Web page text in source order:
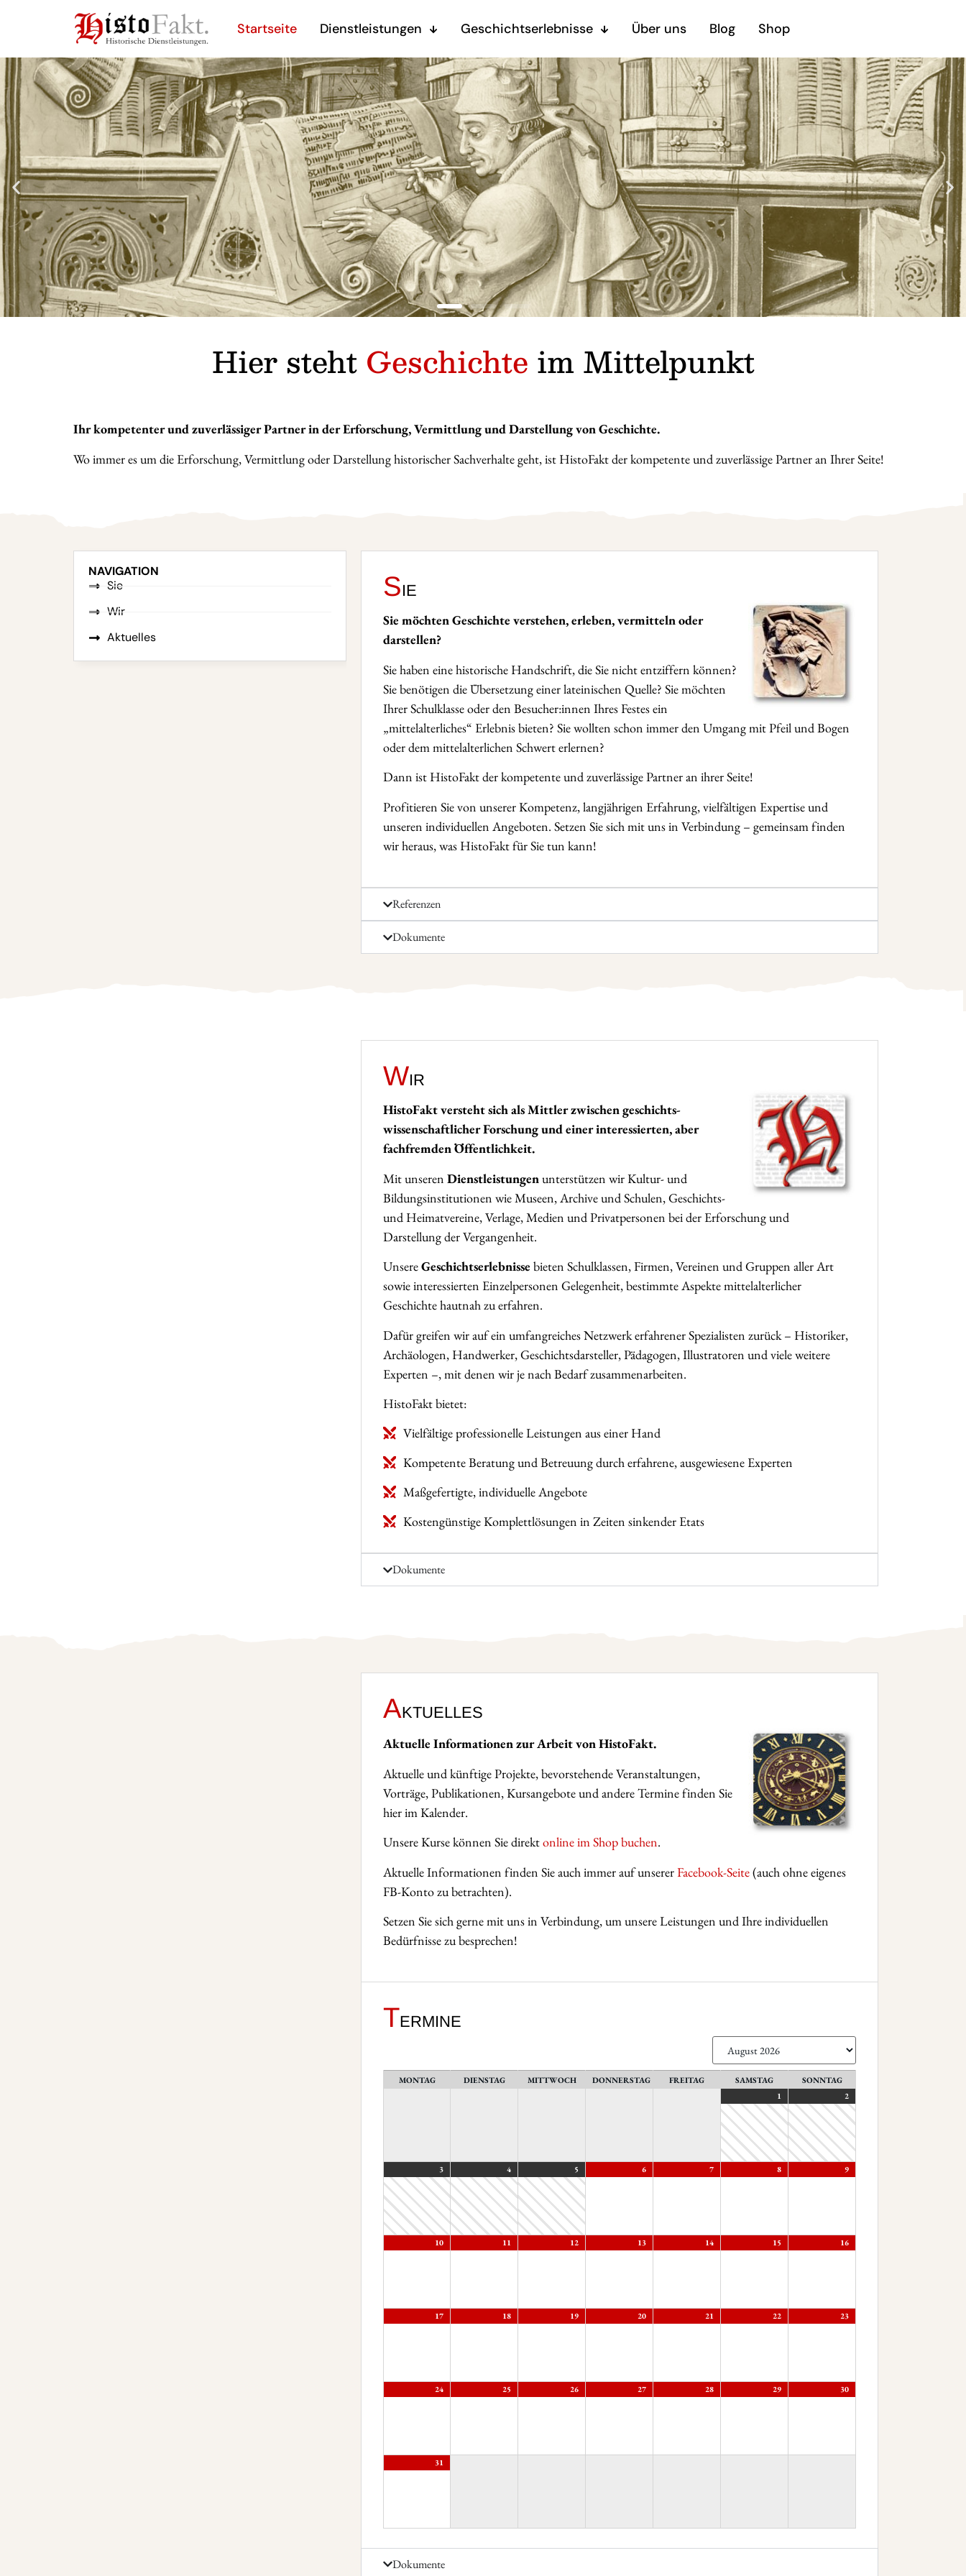
Startseite Dienstleistungen Geschichtserlebnisse Über uns Blog Shop
Hier steht Geschichte im Mittelpunkt
Ihr kompetenter und zuverlässiger Partner in der Erforschung, Vermittlung und Darstellung von Geschichte.
Wo immer es um die Erforschung, Vermittlung oder Darstellung historischer Sachverhalte geht, ist HistoFakt der kompetente und zuverlässige Partner an Ihrer Seite!
NAVIGATION
Sie
Wir
Aktuelles
Sie
Sie möchten Geschichte verstehen, erleben, vermitteln oder
darstellen?
Sie haben eine historische Handschrift, die Sie nicht entziffern können?
Sie benötigen die Übersetzung einer lateinischen Quelle? Sie möchten
Ihrer Schulklasse oder den Besucher:innen Ihres Festes ein
„mittelalterliches“ Erlebnis bieten? Sie wollten schon immer den Umgang mit Pfeil und Bogen
oder dem mittelalterlichen Schwert erlernen?
Dann ist HistoFakt der kompetente und zuverlässige Partner an ihrer Seite!
Profitieren Sie von unserer Kompetenz, langjährigen Erfahrung, vielfältigen Expertise und
unseren individuellen Angeboten. Setzen Sie sich mit uns in Verbindung – gemeinsam finden
wir heraus, was HistoFakt für Sie tun kann!
Referenzen
Dokumente
Wir
HistoFakt versteht sich als Mittler zwischen geschichts­
wissenschaftlicher Forschung und einer interessierten, aber
fachfremden Öffentlichkeit.
Mit unseren Dienstleistungenunterstützen wir Kultur- und
Bildungsinstitutionen wie Museen, Archive und Schulen, Geschichts-
und Heimatvereine, Verlage, Medien und Privatpersonen bei der Erforschung und
Darstellung der Vergangenheit.
UnsereGeschichtserlebnisse bieten Schulklassen, Firmen, Vereinen und Gruppen aller Art
sowie interessierten Einzelpersonen Gelegenheit, bestimmte Aspekte mittelalterlicher
Geschichte hautnah zu erfahren.
Dafür greifen wir auf ein umfangreiches Netzwerk erfahrener Spezialisten zurück – Historiker,
Archäologen, Handwerker, Geschichtsdarsteller, Pädagogen, Illustratoren und viele weitere
Experten –, mit denen wir je nach Bedarf zusammenarbeiten.
HistoFakt bietet:
Vielfältige professionelle Leistungen aus einer Hand
Kompetente Beratung und Betreuung durch erfahrene, ausgewiesene Experten
Maßgefertigte, individuelle Angebote
Kostengünstige Komplettlösungen in Zeiten sinkender Etats
Dokumente
Aktuelles
Aktuelle Informationen zur Arbeit von HistoFakt.
Aktuelle und künftige Projekte, bevorstehende Veranstaltungen,
Vorträge, Publikationen, Kursangebote und andere Termine finden Sie
hier im Kalender.
Unsere Kurse können Sie direktonline im Shop buchen.
Aktuelle Informationen finden Sie auch immer auf unsererFacebook-Seite(auch ohne eigenes
FB-Konto zu betrachten).
Setzen Sie sich gerne mit uns in Verbindung, um unsere Leistungen und Ihre individuellen
Bedürfnisse zu besprechen!
Termine
MONTAG DIENSTAG MITTWOCH DONNERSTAG FREITAG SAMSTAG
SONNTAG
1
2
3 4 5 6 7 8 9
10 11 12 13 14 15 16
17 18 19 20 21 22 23
24 25 26 27 28 29 30
31
Dokumente